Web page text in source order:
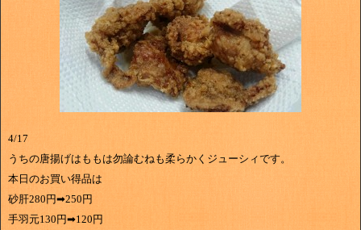
4/17
うちの唐揚げはももは勿論むねも柔らかくジューシィです。
本日のお買い得品は
砂肝280円➡250円
手羽元130円➡120円